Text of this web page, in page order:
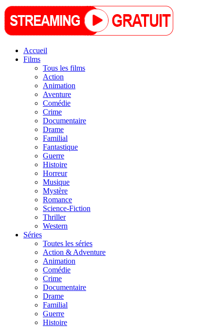
Accueil
Films
Tous les films
Action
Animation
Aventure
Comédie
Crime
Documentaire
Drame
Familial
Fantastique
Guerre
Histoire
Horreur
Musique
Mystère
Romance
Science-Fiction
Thriller
Western
Séries
Toutes les séries
Action & Adventure
Animation
Comédie
Crime
Documentaire
Drame
Familial
Guerre
Histoire